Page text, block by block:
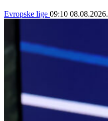
Evropske lige 09:10 08.08.2026.